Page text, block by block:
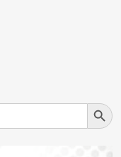
Search